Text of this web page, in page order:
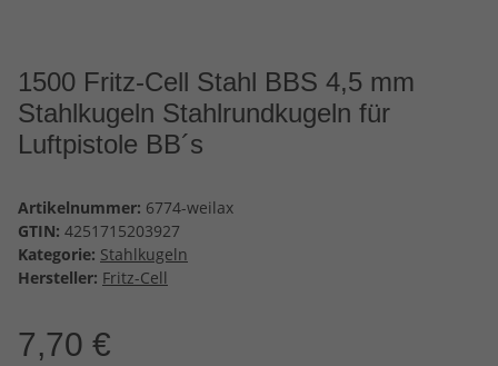
1500 Fritz-Cell Stahl BBS 4,5 mm
Stahlkugeln Stahlrundkugeln für
Luftpistole BB´s
Artikelnummer: 6774-weilax
GTIN: 4251715203927
Kategorie: Stahlkugeln
Hersteller: Fritz-Cell
7,70 €